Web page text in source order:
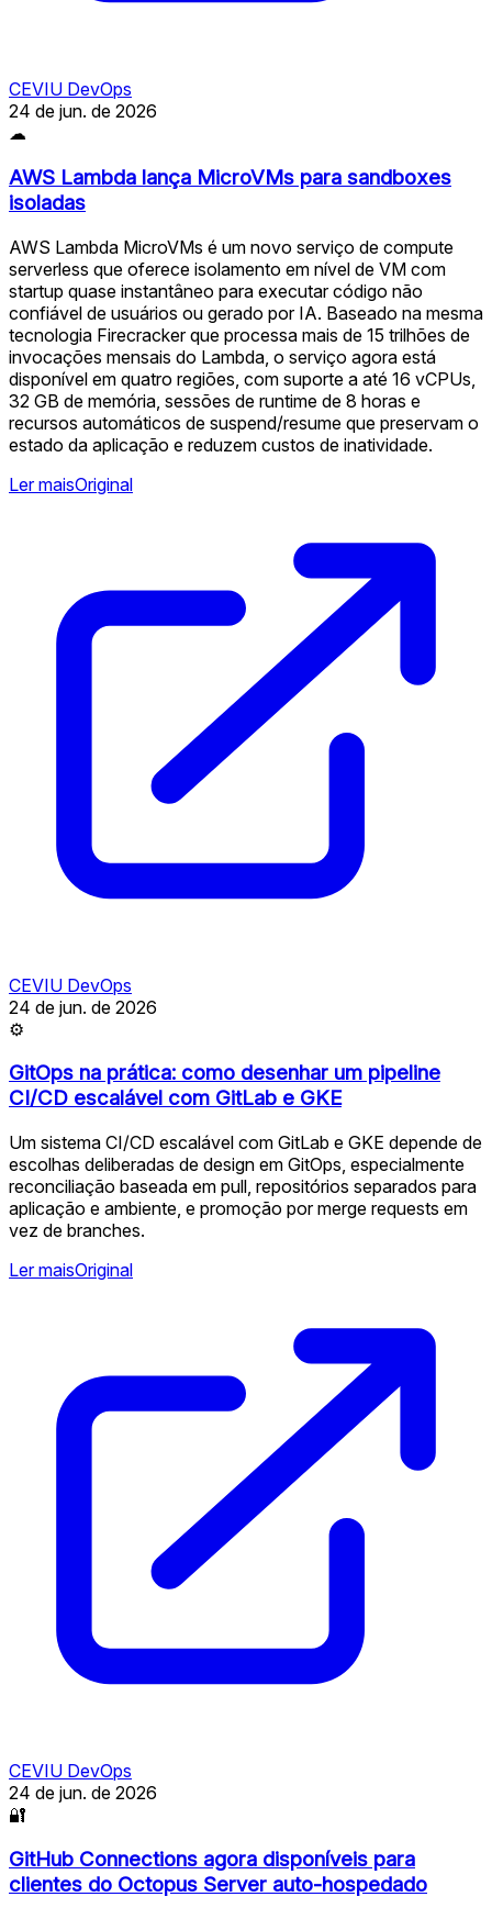
CEVIU DevOps
24 de jun. de 2026
☁
AWS Lambda lança MicroVMs para sandboxes
isoladas
AWS Lambda MicroVMs é um novo serviço de compute
serverless que oferece isolamento em nível de VM com
startup quase instantâneo para executar código não
confiável de usuários ou gerado por IA. Baseado na mesma
tecnologia Firecracker que processa mais de 15 trilhões de
invocações mensais do Lambda, o serviço agora está
disponível em quatro regiões, com suporte a até 16 vCPUs,
32 GB de memória, sessões de runtime de 8 horas e
recursos automáticos de suspend/resume que preservam o
estado da aplicação e reduzem custos de inatividade.
Ler maisOriginal
CEVIU DevOps
24 de jun. de 2026
⚙
GitOps na prática: como desenhar um pipeline
CI/CD escalável com GitLab e GKE
Um sistema CI/CD escalável com GitLab e GKE depende de
escolhas deliberadas de design em GitOps, especialmente
reconciliação baseada em pull, repositórios separados para
aplicação e ambiente, e promoção por merge requests em
vez de branches.
Ler maisOriginal
CEVIU DevOps
24 de jun. de 2026
🔐
GitHub Connections agora disponíveis para
clientes do Octopus Server auto-hospedado